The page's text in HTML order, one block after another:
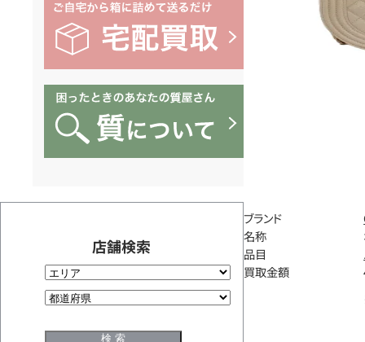
店舗検索
ブランド
名称
品目
買取金額